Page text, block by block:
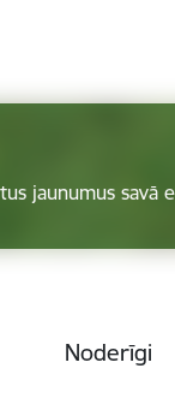
jaunumus savā
Noderīgi